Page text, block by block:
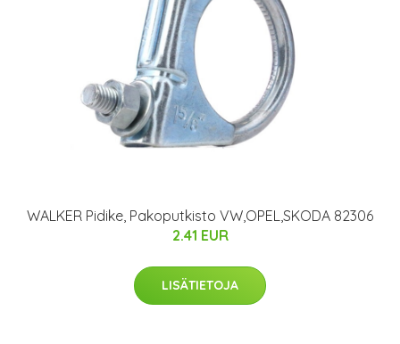
WALKER Pidike, Pakoputkisto VW,OPEL,SKODA 82306
2.41 EUR
LISÄTIETOJA